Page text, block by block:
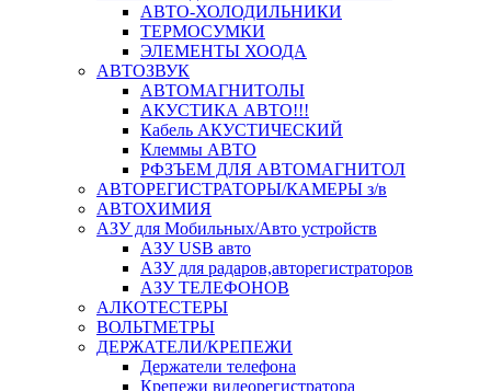
АВТО-ХОЛОДИЛЬНИКИ
ТЕРМОСУМКИ
ЭЛЕМЕНТЫ ХООДА
АВТОЗВУК
АВТОМАГНИТОЛЫ
АКУСТИКА АВТО!!!
Кабель АКУСТИЧЕСКИЙ
Клеммы АВТО
РФЗЪЕМ ДЛЯ АВТОМАГНИТОЛ
АВТОРЕГИСТРАТОРЫ/КАМЕРЫ з/в
АВТОХИМИЯ
АЗУ для Мобильных/Авто устройств
АЗУ USB авто
АЗУ для радаров,авторегистраторов
АЗУ ТЕЛЕФОНОВ
АЛКОТЕСТЕРЫ
ВОЛЬТМЕТРЫ
ДЕРЖАТЕЛИ/КРЕПЕЖИ
Держатели телефона
Крепежи видеорегистратора